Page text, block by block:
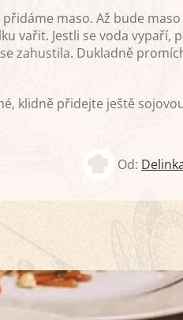
maso. Až bude
vařit. Jestli se voda vypaří,
zahustila. Dukladně
klidně přidejte ještě
Od: